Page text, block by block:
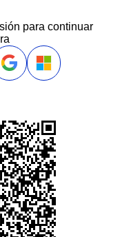
para continuar